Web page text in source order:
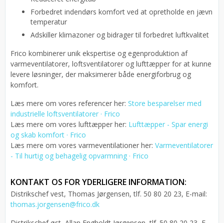
Forbedret indendørs komfort ved at opretholde en jævn
temperatur
Adskiller klimazoner og bidrager til forbedret luftkvalitet
Frico kombinerer unik ekspertise og egenproduktion af
varmeventilatorer, loftsventilatorer og lufttæpper for at kunne
levere løsninger, der maksimerer både energiforbrug og
komfort.
Læs mere om vores referencer her: Store besparelser med
industrielle loftsventilatorer · Frico
Læs mere om vores lufttæpper her: Lufttæpper - Spar energi
og skab komfort · Frico
Læs mere om vores varmeventilationer her: Varmeventilatorer
- Til hurtig og behagelig opvarmning · Frico
KONTAKT OS FOR YDERLIGERE INFORMATION:
Distrikschef vest, Thomas Jørgensen, tlf. 50 80 20 23, E-mail:
thomas.jorgensen@frico.dk